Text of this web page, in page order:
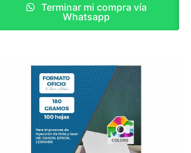
Terminar mi compra vía
Whatsapp